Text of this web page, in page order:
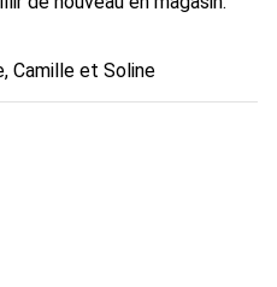
Camille et Soline